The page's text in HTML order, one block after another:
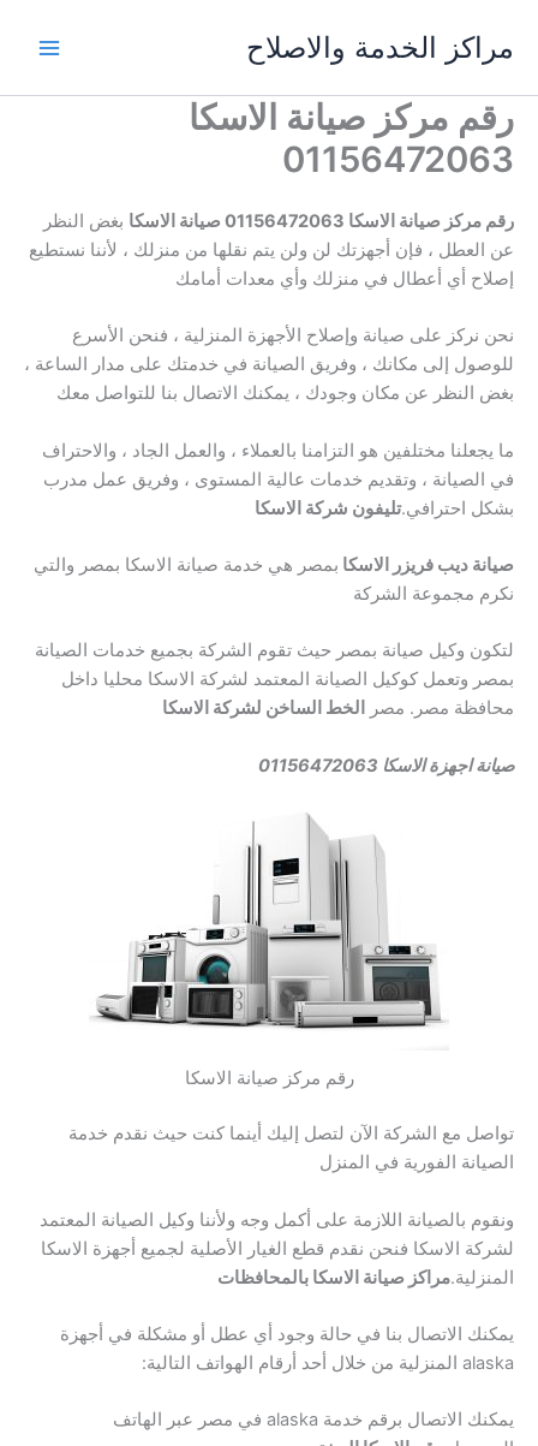
المحتوى
مراكز الخدمة والاصلاح
رقم مركز صيانة الاسكا
01156472063
رقم مركز صيانة الاسكا 01156472063 صيانة الاسكا
بغض النظر
عن العطل ، فإن أجهزتك لن ولن يتم نقلها من منزلك ، لأننا نستطيع
إصلاح أي أعطال في منزلك وأي معدات أمامك
نحن نركز على صيانة وإصلاح الأجهزة المنزلية ، فنحن الأسرع
للوصول إلى مكانك ، وفريق الصيانة في خدمتك على مدار الساعة ،
بغض النظر عن مكان وجودك ، يمكنك الاتصال بنا للتواصل معك
ما يجعلنا مختلفين هو التزامنا بالعملاء ، والعمل الجاد ، والاحتراف
في الصيانة ، وتقديم خدمات عالية المستوى ، وفريق عمل مدرب
بشكل احترافي.تليفون شركة الاسكا
صيانة ديب فريزر الاسكا بمصر هي خدمة صيانة الاسكا بمصر والتي
نكرم مجموعة الشركة
لتكون وكيل صيانة بمصر حيث تقوم الشركة بجميع خدمات الصيانة
بمصر وتعمل كوكيل الصيانة المعتمد لشركة الاسكا محليا داخل
محافظة مصر. مصر
الخط الساخن لشركة الاسكا
صيانة اجهزة الاسكا 01156472063
رقم مركز صيانة الاسكا
تواصل مع الشركة الآن لتصل إليك أينما كنت حيث نقدم خدمة
الصيانة الفورية في المنزل
ونقوم بالصيانة اللازمة على أكمل وجه ولأننا وكيل الصيانة المعتمد
لشركة الاسكا فنحن نقدم قطع الغيار الأصلية لجميع أجهزة الاسكا
المنزلية.مراكز صيانة الاسكا بالمحافظات
يمكنك الاتصال بنا في حالة وجود أي عطل أو مشكلة في أجهزة
alaska المنزلية من خلال أحد أرقام الهواتف التالية:
يمكنك الاتصال برقم خدمة alaska في مصر عبر الهاتف